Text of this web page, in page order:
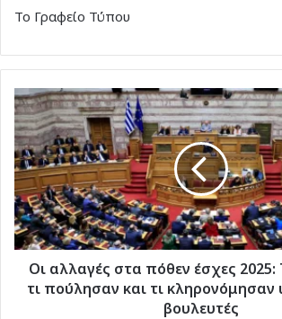
Το Γραφείο Τύπου
Οι
αλλαγές
στα
πόθεν
έσχες
2025:
Τι
αγόρασαν,
τι
πούλησαν
και
Οι αλλαγές στα πόθεν έσχες 2025:
τι πούλησαν και τι κληρονόμησαν
βουλευτές